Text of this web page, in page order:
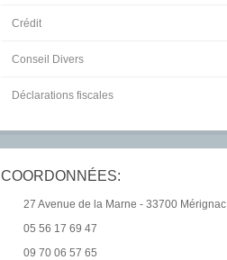
Crédit
Conseil Divers
Déclarations fiscales
COORDONNÉES:
27 Avenue de la Marne - 33700 Mérignac
05 56 17 69 47
09 70 06 57 65